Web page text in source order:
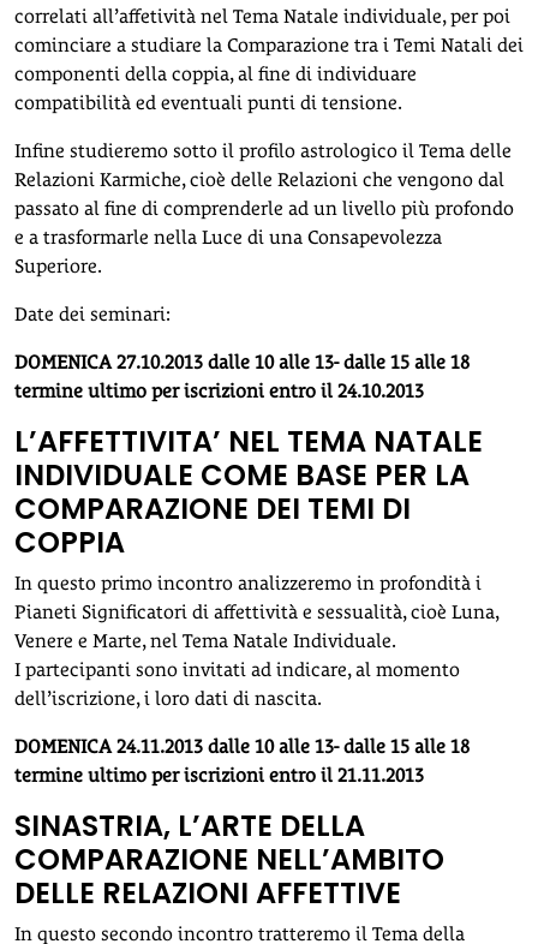
correlati all’affetività nel Tema Natale individuale, per poi
cominciare a studiare la Comparazione tra i Temi Natali dei
componenti della coppia, al fine di individuare
compatibilità ed eventuali punti di tensione.
Infine studieremo sotto il profilo astrologico il Tema delle
Relazioni Karmiche, cioè delle Relazioni che vengono dal
passato al fine di comprenderle ad un livello più profondo
e a trasformarle nella Luce di una Consapevolezza
Superiore.
Date dei seminari:
DOMENICA 27.10.2013 dalle 10 alle 13- dalle 15 alle 18
termine ultimo per iscrizioni entro il 24.10.2013
L’AFFETTIVITA’ NEL TEMA NATALE
INDIVIDUALE COME BASE PER LA
COMPARAZIONE DEI TEMI DI
COPPIA
In questo primo incontro analizzeremo in profondità i
Pianeti Significatori di affettività e sessualità, cioè Luna,
Venere e Marte, nel Tema Natale Individuale.
I partecipanti sono invitati ad indicare, al momento
dell’iscrizione, i loro dati di nascita.
DOMENICA 24.11.2013 dalle 10 alle 13- dalle 15 alle 18
termine ultimo per iscrizioni entro il 21.11.2013
SINASTRIA, L’ARTE DELLA
COMPARAZIONE NELL’AMBITO
DELLE RELAZIONI AFFETTIVE
In questo secondo incontro tratteremo il Tema della